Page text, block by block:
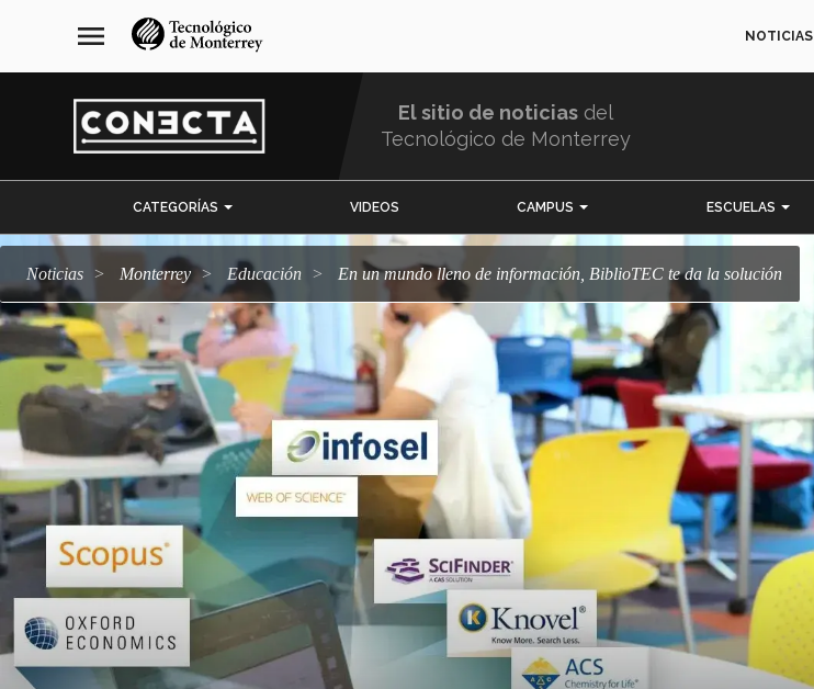
navegación
principal
menu NOTICIAS
El sitio de noticias del
Tecnológico de Monterrey
CATEGORÍAS VIDEOS CAMPUS ESCUELAS
Noticias Monterrey Educación En un mundo lleno de información, BiblioTEC te da la solución